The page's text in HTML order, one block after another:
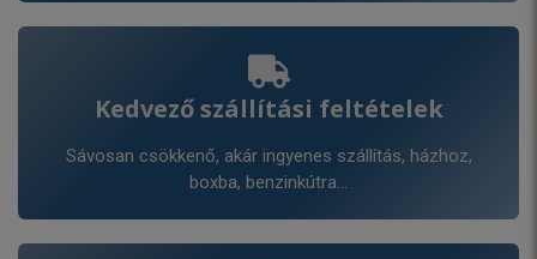
Kedvező szállítási feltételek
Sávosan csökkenő, akár ingyenes szállítás, házhoz,
boxba, benzinkútra...